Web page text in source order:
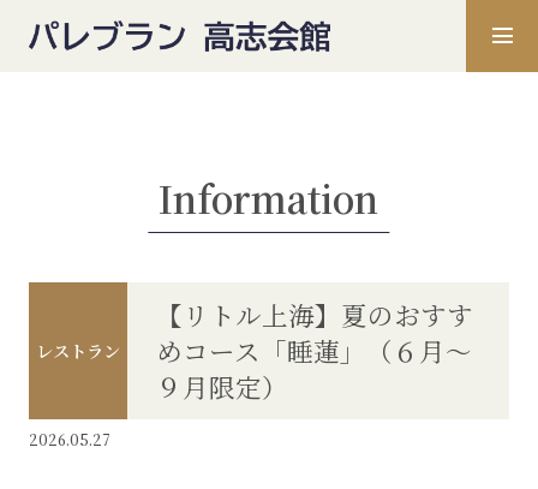
Information
レストラン
【リトル上海】夏のおすす
めコース「睡蓮」（６月～
９月限定）
2026.05.27